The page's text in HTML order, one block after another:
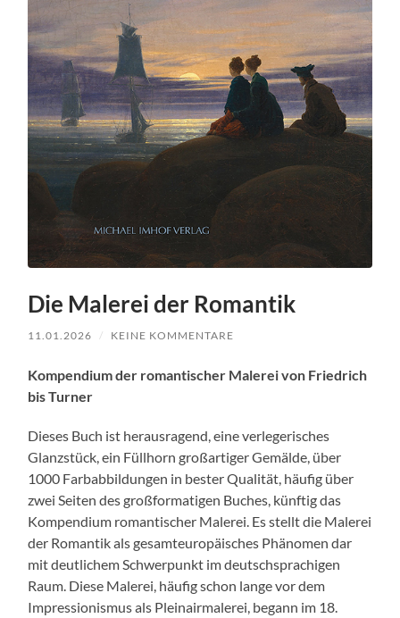
Die Malerei der Romantik
11.01.2026 / KEINE KOMMENTARE
Kom­pendi­um der roman­tis­ch­er Malerei von Friedrich
bis Turn­er
Dieses Buch ist her­aus­ra­gend, eine ver­legerisches
Glanzstück, ein Füll­horn großar­tiger Gemälde, über
1000 Farbab­bil­dun­gen in bester Qual­ität, häu­fig über
zwei Seit­en des groß­for­mati­gen Buch­es, kün­ftig das
Kom­pendi­um roman­tis­ch­er Malerei. Es stellt die Malerei
der Roman­tik als gesam­teu­ropäis­ches Phänomen dar
mit deut­lichem Schw­er­punkt im deutschsprachi­gen
Raum. Diese Malerei, häu­fig schon lange vor dem
Impres­sion­is­mus als Pleinair­malerei, begann im 18.